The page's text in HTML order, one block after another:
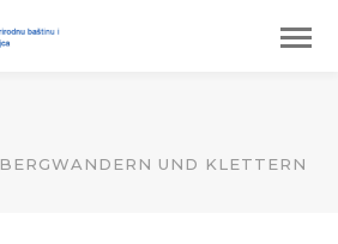
BERGWANDERN UND KLETTERN